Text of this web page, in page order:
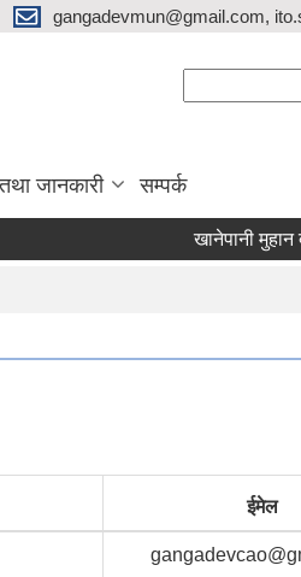
gangadevmun@gmail.com,
जानकारी सम्पर्क
खानेपानी मुहान दर्ता
ईमेल